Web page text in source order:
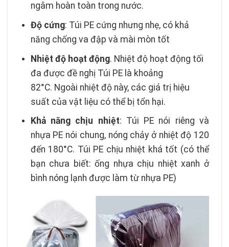
ngâm hoàn toàn trong nước.
Độ cứng: Túi PE cứng nhưng nhẹ, có khả
năng chống va đập và mài mòn tốt
Nhiệt độ hoạt động. Nhiệt độ hoạt động tối
đa được đề nghị Túi PE là khoảng
82°C. Ngoài nhiệt độ này, các giá trị hiệu
suất của vật liệu có thể bị tổn hại.
Khả năng chịu nhiệt: Túi PE nói riêng và
nhựa PE nói chung, nóng chảy ở nhiệt độ 120
đến 180°C. Túi PE chịu nhiệt khá tốt (có thể
bạn chưa biết: ống nhựa chịu nhiệt xanh ở
bình nóng lạnh được làm từ nhựa PE)